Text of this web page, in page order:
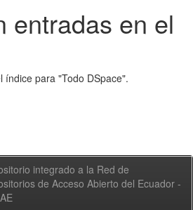
entradas en el
índice para "Todo DSpace".
integrado a la Red de
de Acceso Abierto del Ecuador -